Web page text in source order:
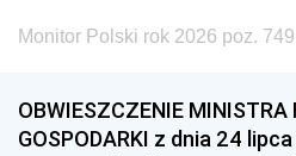
Monitor Polski rok 2026 poz. 749
OBWIESZCZENIE MINISTRA
GOSPODARKI z dnia 24